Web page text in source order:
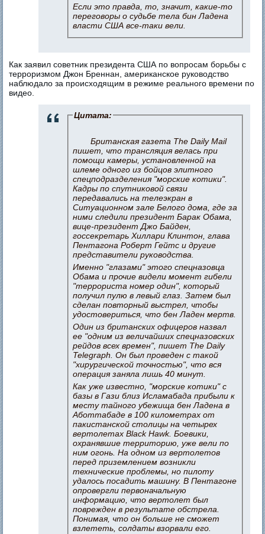
Если это правда, то, значит, какие-то
переговоры о судьбе тела бин Ладена
власти США все-таки вели.
Как заявил советник президента США по вопросам борьбы с
терроризмом Джон Бреннан, американское руководство
наблюдало за происходящим в режиме реального времени по
видео.
Цитата:
Британская газета The Daily Mail
пишет, что трансляция велась при
помощи камеры, установленной на
шлеме одного из бойцов элитного
спецподразделения "морские котики".
Кадры по спутниковой связи
передавались на телеэкран в
Ситуационном зале Белого дома, где за
ними следили президент Барак Обама,
вице-президент Джо Байден,
госсекретарь Хиллари Клинтон, глава
Пентагона Роберт Гейтс и другие
представители руководства.
Именно "глазами" этого спецназовца
Обама и прочие видели момент гибели
"террориста номер один", который
получил пулю в левый глаз. Затем был
сделан повторный выстрел, чтобы
удостовериться, что бен Ладен мертв.
Один из британских офицеров назвал
ее "одним из величайших спецназовских
рейдов всех времен", пишет The Daily
Telegraph. Он был проведен с такой
"хирургической точностью", что вся
операция заняла лишь 40 минут.
Как уже известно, "морские котики" с
базы в Гази близ Исламабада прибыли к
месту тайного убежища бен Ладена в
Аботтабаде в 100 километрах от
пакистанской столицы на четырех
вертолетах Black Hawk. Боевики,
охранявшие территорию, уже вели по
ним огонь. На одном из вертолетов
перед приземлением возникли
технические проблемы, но пилоту
удалось посадить машину. В Пентагоне
опровергли первоначальную
информацию, что вертолет был
поврежден в результате обстрела.
Понимая, что он больше не сможет
взлететь, солдаты взорвали его.